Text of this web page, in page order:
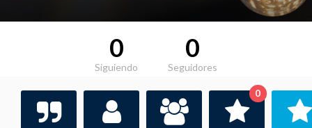
0
Siguiendo
0
Seguidores
0